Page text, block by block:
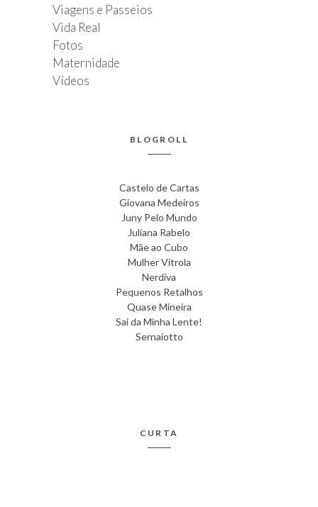
Viagens e Passeios
Vida Real
Fotos
Maternidade
Vídeos
BLOGROLL
Castelo de Cartas
Giovana Medeiros
Juny Pelo Mundo
Juliana Rabelo
Mãe ao Cubo
Mulher Vitrola
Nerdiva
Pequenos Retalhos
Quase Mineira
Sai da Minha Lente!
Sernaiotto
CURTA